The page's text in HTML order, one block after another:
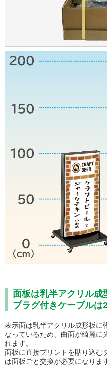
面板は乳半アクリル成
プラグ付きケーブルは
表示面は乳半アクリル成形板に
なっているため、曲面が綺麗に
れます。
面板に直接プリントを貼り込む
は面板ごと交換が必要になりま